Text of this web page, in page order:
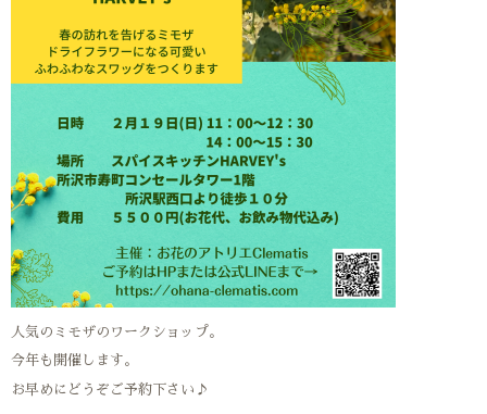
人気のミモザのワークショップ。
今年も開催します。
お早めにどうぞご予約下さい♪